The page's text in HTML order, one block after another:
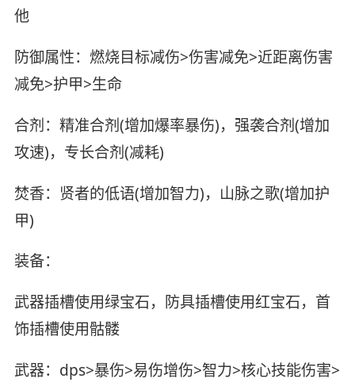
他
防御属性：燃烧目标减伤>伤害减免>近距离伤害
减免>护甲>生命
合剂：精准合剂(增加爆率暴伤)，强袭合剂(增加
攻速)，专长合剂(减耗)
焚香：贤者的低语(增加智力)，山脉之歌(增加护
甲)
装备：
武器插槽使用绿宝石，防具插槽使用红宝石，首
饰插槽使用骷髅
武器：dps>暴伤>易伤增伤>智力>核心技能伤害>